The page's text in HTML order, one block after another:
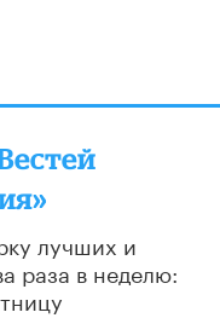
лучших и
раза в неделю: